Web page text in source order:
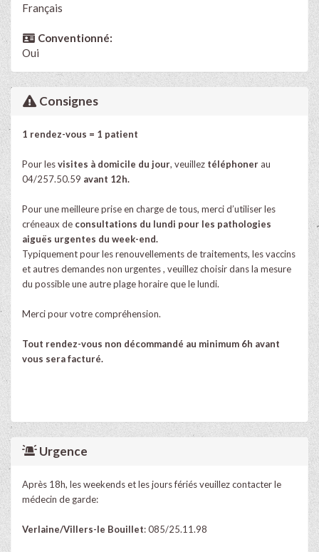
Français
Conventionné:
Oui
Consignes
1 rendez-vous = 1 patient
Pour lesvisites à domicile du jour, veuillez téléphonerau
04/257.50.59 avant 12h.
Pour une meilleure prise en charge de tous, merci d’utiliser les
créneaux de consultations du lundi pour les pathologies
aiguës urgentes du week-end.
Typiquement pour les renouvellements de traitements, les vaccins
et autres demandes non urgentes , veuillez choisir dans la mesure
du possible une autre plage horaire que le lundi.
Merci pour votre compréhension.
Tout rendez-vous non décommandé au minimum 6h avant
vous sera facturé.
Urgence
Après 18h, les weekends et les jours fériés veuillez contacter le
médecin de garde:
Verlaine/Villers-le Bouillet: 085/25.11.98